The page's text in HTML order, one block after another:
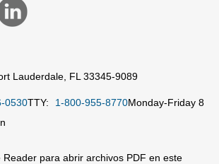
Lauderdale, FL 33345-9089
0530TTY: 1-800-955-8770Monday-Friday 8
Reader para abrir archivos PDF en este